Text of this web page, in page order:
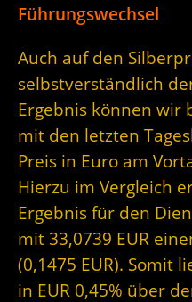
Führungswechsel
Auch auf den
selbstverständlich
Ergebnis können wir
mit den letzten
Preis in Euro am
Hierzu im Vergleich
Ergebnis für den
mit 33,0739 EUR
(0,1475 EUR). Somit
in EUR 0,45% über